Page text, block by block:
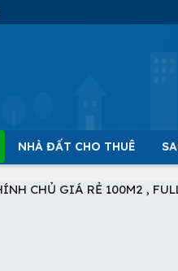
NHÀ ĐẤT CHO THUÊ